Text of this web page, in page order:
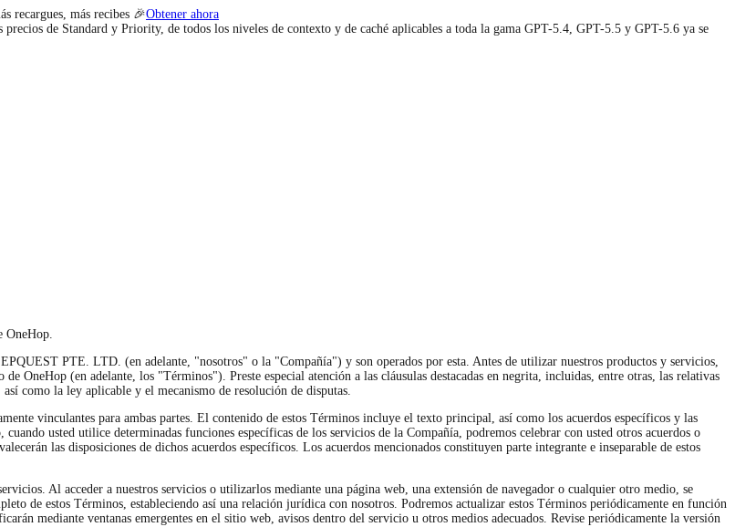
OneHop.
PTE. LTD. (en adelante, "nosotros" o la "Compañía") y son operados por esta. Antes de utilizar nuestros productos y servicios,
OneHop (en adelante, los "Términos"). Preste especial atención a las cláusulas destacadas en negrita, incluidas, entre otras, las relativas
como la ley aplicable y el mecanismo de resolución de disputas.
vinculantes para ambas partes. El contenido de estos Términos incluye el texto principal, así como los acuerdos específicos y las
usted utilice determinadas funciones específicas de los servicios de la Compañía, podremos celebrar con usted otros acuerdos o
las disposiciones de dichos acuerdos específicos. Los acuerdos mencionados constituyen parte integrante e inseparable de estos
Al acceder a nuestros servicios o utilizarlos mediante una página web, una extensión de navegador o cualquier otro medio, se
de estos Términos, estableciendo así una relación jurídica con nosotros. Podremos actualizar estos Términos periódicamente en función
mediante ventanas emergentes en el sitio web, avisos dentro del servicio u otros medios adecuados. Revise periódicamente la versión